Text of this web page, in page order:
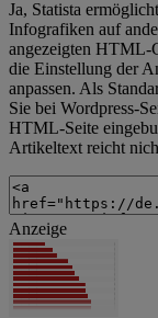
Ja, Statista
Infografiken auf
angezeigten HTML-
die Einstellung der
anpassen. Als
Sie bei Wordpress-
HTML-Seite
Artikeltext reicht
Anzeige